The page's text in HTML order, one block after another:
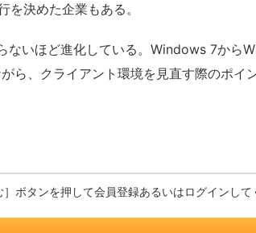
決めた企業もある。
いほど進化している。Windows 7から
ら、クライアント環境を見直す際のポイ
ボタンを押して会員登録あるいはログインして